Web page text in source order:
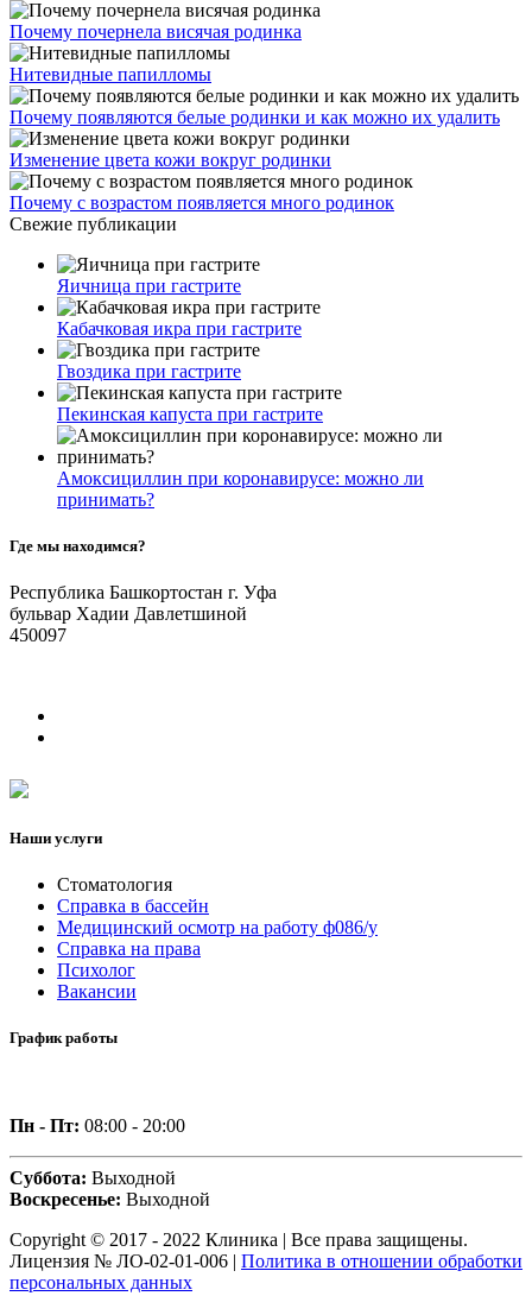
Почему почернела висячая родинка
Нитевидные папилломы
Почему появляются белые родинки и как можно их удалить
Изменение цвета кожи вокруг родинки
Почему с возрастом появляется много родинок
Свежие публикации
Яичница при гастрите
Кабачковая икра при гастрите
Гвоздика при гастрите
Пекинская капуста при гастрите
Амоксициллин при коронавирусе: можно ли
принимать?
Где мы находимся?
Республика Башкортостан г. Уфа
бульвар Хадии Давлетшиной
450097
Наши услуги
Стоматология
Справка в бассейн
Медицинский осмотр на работу ф086/у
Справка на права
Психолог
Вакансии
График работы
Пн - Пт: 08:00 - 20:00
Суббота: Выходной
Воскресенье: Выходной
Copyright © 2017 - 2022 Клиника | Все права защищены.
Лицензия № ЛО-02-01-006 | Политика в отношении обработки
персональных данных